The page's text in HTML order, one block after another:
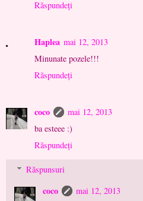
Răspundeți
Haplea mai 12, 2013
Minunate pozele!!!
Răspundeți
coco
mai 12, 2013
ba esteee :)
Răspundeți
Răspunsuri
coco
mai 12, 2013